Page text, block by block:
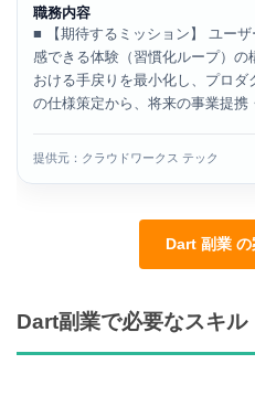
職務内容
■ 【期待するミッション】 ユー
感できる体験（習慣化ループ）の
おける手戻りを最小化し、プロ
の仕様策定から、将来の事業提携
整備までを担っていただきます
提供元：クラウドワークス テック
Dart 副業
Dart副業で必要なスキル